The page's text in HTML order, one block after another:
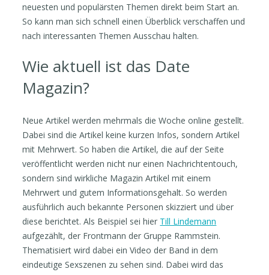
neuesten und populärsten Themen direkt beim Start an.
So kann man sich schnell einen Überblick verschaffen und
nach interessanten Themen Ausschau halten.
Wie aktuell ist das Date
Magazin?
Neue Artikel werden mehrmals die Woche online gestellt.
Dabei sind die Artikel keine kurzen Infos, sondern Artikel
mit Mehrwert. So haben die Artikel, die auf der Seite
veröffentlicht werden nicht nur einen Nachrichtentouch,
sondern sind wirkliche Magazin Artikel mit einem
Mehrwert und gutem Informationsgehalt. So werden
ausführlich auch bekannte Personen skizziert und über
diese berichtet. Als Beispiel sei hier Till Lindemann
aufgezählt, der Frontmann der Gruppe Rammstein.
Thematisiert wird dabei ein Video der Band in dem
eindeutige Sexszenen zu sehen sind. Dabei wird das